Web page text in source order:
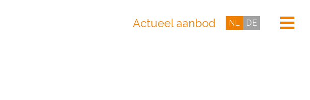
NL DE
Actueel aanbod